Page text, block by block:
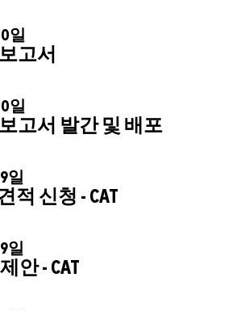
일
고서
일
고서 발간 및 배포
일
적 신청 - CAT
일
안 - CAT